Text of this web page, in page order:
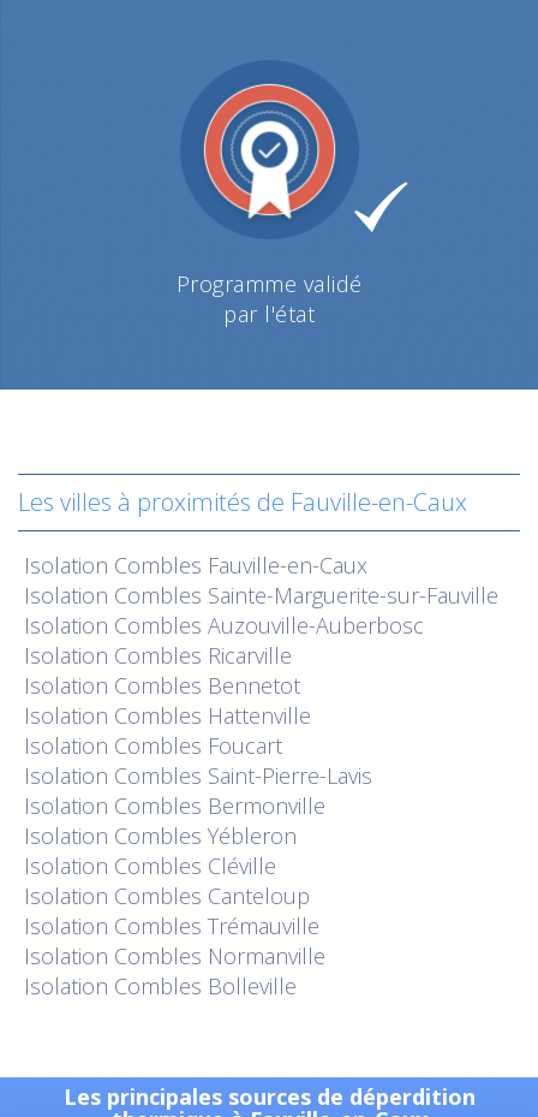
Programme validé
par l'état
Les villes à proximités de Fauville-en-Caux
Isolation Combles Fauville-en-Caux
Isolation Combles Sainte-Marguerite-sur-Fauville
Isolation Combles Auzouville-Auberbosc
Isolation Combles Ricarville
Isolation Combles Bennetot
Isolation Combles Hattenville
Isolation Combles Foucart
Isolation Combles Saint-Pierre-Lavis
Isolation Combles Bermonville
Isolation Combles Yébleron
Isolation Combles Cléville
Isolation Combles Canteloup
Isolation Combles Trémauville
Isolation Combles Normanville
Isolation Combles Bolleville
Les principales sources de déperdition